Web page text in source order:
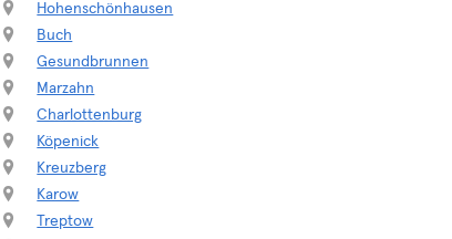
Hohenschönhausen
Buch
Gesundbrunnen
Marzahn
Charlottenburg
Köpenick
Kreuzberg
Karow
Treptow